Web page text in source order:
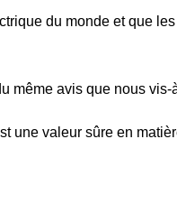
du monde et que
même avis que nous vis-
une valeur sûre en